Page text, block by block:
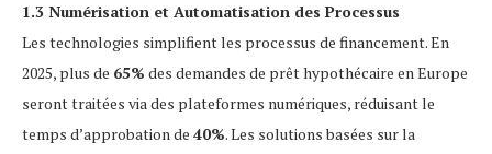
1.3 Numérisation et Automatisation des Processus
Les technologies simplifient les processus de financement. En
2025, plus de 65% des demandes de prêt hypothécaire en Europe
seront traitées via des plateformes numériques, réduisant le
temps d’approbation de 40%. Les solutions basées sur la